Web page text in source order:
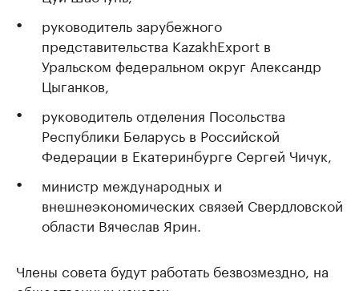
руководитель зарубежного
представительства KazakhExport в
Уральском федеральном округ Александр
Цыганков,
руководитель отделения Посольства
Республики Беларусь в Российской
Федерации в Екатеринбурге Сергей Чичук,
министр международных и
внешнеэкономических связей Свердловской
области Вячеслав Ярин.
Члены совета будут работать безвозмездно, на